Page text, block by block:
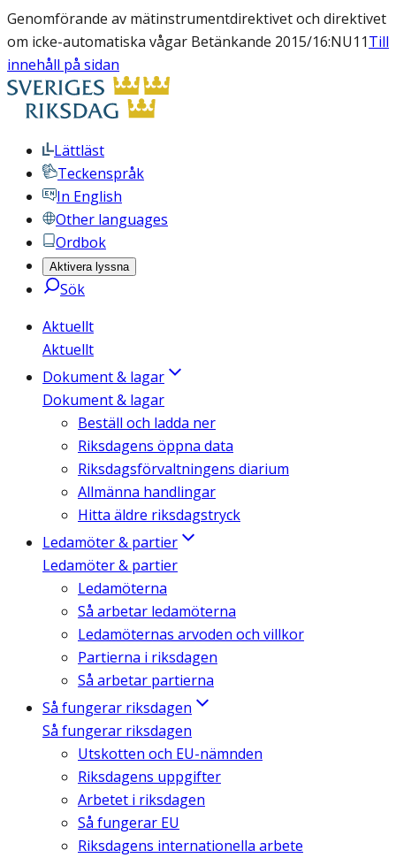
Genomförande av mätinstrumentdirektivet och direktivet
om icke-automatiska vågar Betänkande 2015/16:NU11Till
innehåll på sidan
Lättläst
Teckenspråk
In English
Other languages
Ordbok
Aktivera lyssna
Sök
Aktuellt
Aktuellt
Dokument & lagar
Dokument & lagar
Beställ och ladda ner
Riksdagens öppna data
Riksdagsförvaltningens diarium
Allmänna handlingar
Hitta äldre riksdagstryck
Ledamöter & partier
Ledamöter & partier
Ledamöterna
Så arbetar ledamöterna
Ledamöternas arvoden och villkor
Partierna i riksdagen
Så arbetar partierna
Så fungerar riksdagen
Så fungerar riksdagen
Utskotten och EU-nämnden
Riksdagens uppgifter
Arbetet i riksdagen
Så fungerar EU
Riksdagens internationella arbete